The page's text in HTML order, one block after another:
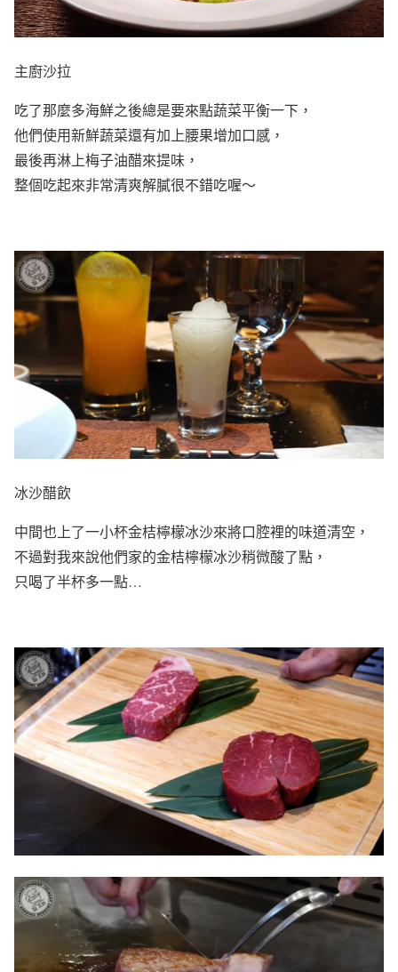
主廚沙拉
吃了那麼多海鮮之後總是要來點蔬菜平衡一下，
他們使用新鮮蔬菜還有加上腰果增加口感，
最後再淋上梅子油醋來提味，
整個吃起來非常清爽解膩很不錯吃喔～
冰沙醋飲
中間也上了一小杯金桔檸檬冰沙來將口腔裡的味道清空，
不過對我來說他們家的金桔檸檬冰沙稍微酸了點，
只喝了半杯多一點…